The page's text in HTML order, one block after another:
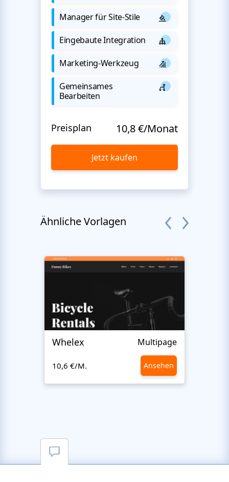
Manager für Site-Stile
Eingebaute Integration
Marketing-Werkzeug
Gemeinsames
Bearbeiten
Preisplan 10,8 €/Monat
Jetzt kaufen
Ähnliche Vorlagen
Whelex Multipage
10,6 €/M. Ansehen